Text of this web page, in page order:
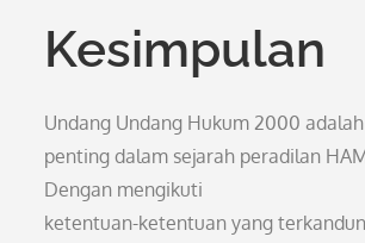
Kesimpulan
Undang Undang Hukum 2000
penting dalam sejarah peradilan
Dengan mengikuti
ketentuan-ketentuan yang